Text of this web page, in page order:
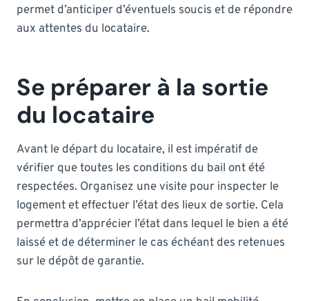
permet d’anticiper d’éventuels soucis et de répondre
aux attentes du locataire.
Se préparer à la sortie
du locataire
Avant le départ du locataire, il est impératif de
vérifier que toutes les conditions du bail ont été
respectées. Organisez une visite pour inspecter le
logement et effectuer l’état des lieux de sortie. Cela
permettra d’apprécier l’état dans lequel le bien a été
laissé et de déterminer le cas échéant des retenues
sur le dépôt de garantie.